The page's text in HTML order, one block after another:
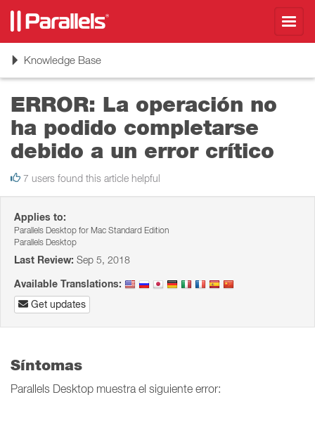
ToggleKnowledge Base
ERROR: La operación no
ha podido completarse
debido a un error crítico
7 users found this article helpful
Applies to:
Parallels Desktop for Mac Standard Edition
Parallels Desktop
Last Review: Sep 5, 2018
Available Translations:
Get updates
Síntomas
Parallels Desktop muestra el siguiente error: